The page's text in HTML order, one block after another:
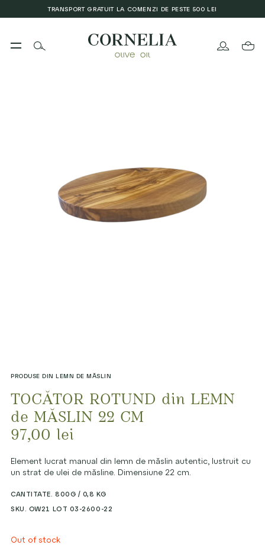
TRANSPORT GRATUIT LA COMENZI DE PESTE 500 LEI
PRODUSE DIN LEMN DE MĂSLIN
TOCĂTOR ROTUND din LEMN
de MĂSLIN 22 CM
97,00 lei
Element lucrat manual din lemn de măslin autentic, lustruit cu
un strat de ulei de măsline. Dimensiune 22 cm.
CANTITATE. 800G / 0,8 KG
SKU. OW21 LOT 03-2600-22
Out of stock